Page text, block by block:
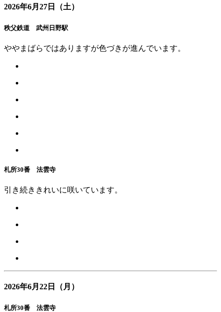
2026年6月27日（土）
秩父鉄道 武州日野駅
ややまばらではありますが色づきが進んでいます。
札所30番 法雲寺
引き続ききれいに咲いています。
2026年6月22日（月）
札所30番 法雲寺